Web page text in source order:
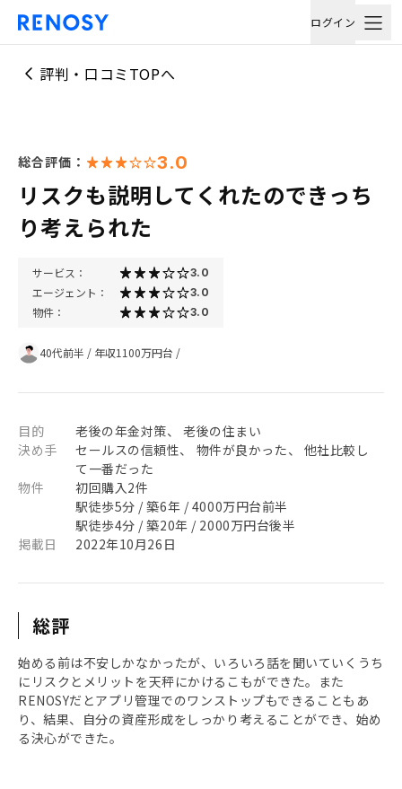
ログイン
評判・口コミTOPへ
総合評価： 3.0
リスクも説明してくれたのできっち
り考えられた
サービス： 3.0
エージェント： 3.0
物件： 3.0
40代前半 / 年収1100万円台 /
目的
老後の年金対策、 老後の住まい
決め手
セールスの信頼性、 物件が良かった、 他社比較し
て一番だった
物件
初回購入2件
駅徒歩5分 / 築6年 / 4000万円台前半
駅徒歩4分 / 築20年 / 2000万円台後半
掲載日
2022年10月26日
総評
始める前は不安しかなかったが、いろいろ話を聞いていくうち
にリスクとメリットを天秤にかけるこもができた。また
RENOSYだとアプリ管理でのワンストップもできることもあ
り、結果、自分の資産形成をしっかり考えることができ、始め
る決心ができた。